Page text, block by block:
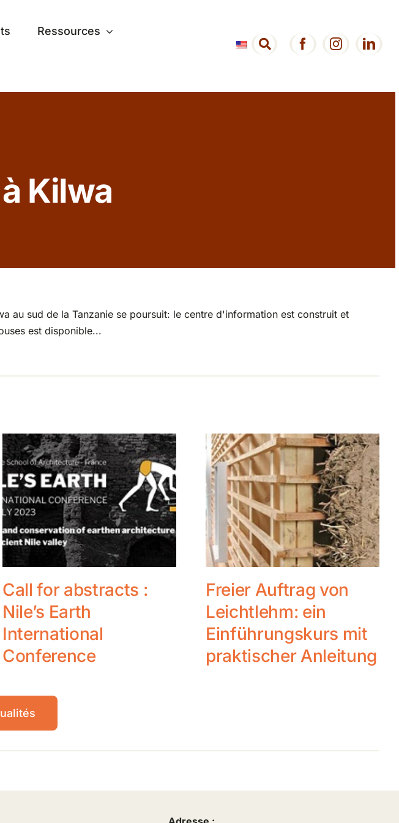
Ressources
Kilwa
au sud de la Tanzanie se poursuit: le centre d'information est construit et
est disponible...
Call for abstracts :
Nile’s Earth
International
Conference
Freier Auftrag von
Leichtlehm: ein
Einführungskurs mit
praktischer Anleitung